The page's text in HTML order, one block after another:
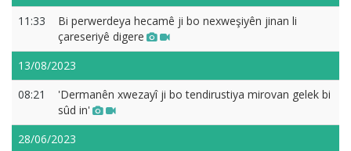
11:33
Bi perwerdeya hecamê ji bo nexweşiyên jinan li
çareseriyê digere
13/08/2023
08:21
'Dermanên xwezayî ji bo tendirustiya mirovan gelek bi
sûd in'
28/06/2023